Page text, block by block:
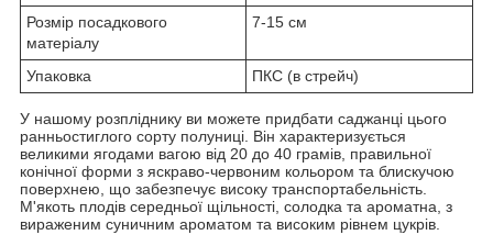
Розмір посадкового
матеріалу
7-15 см
Упаковка ПКС (в стрейч)
У нашому розпліднику ви можете придбати саджанці цього
ранньостиглого сорту полуниці. Він характеризується
великими ягодами вагою від 20 до 40 грамів, правильної
конічної форми з яскраво-червоним кольором та блискучою
поверхнею, що забезпечує високу транспортабельність.
М'якоть плодів середньої щільності, солодка та ароматна, з
вираженим суничним ароматом та високим рівнем цукрів.